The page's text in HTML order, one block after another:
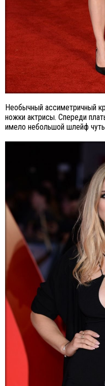
Необычный ассиметричный
ножки актрисы. Спереди
имело небольшой шлейф